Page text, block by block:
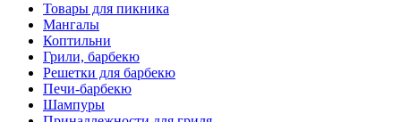
Товары для пикника
Мангалы
Коптильни
Грили, барбекю
Решетки для барбекю
Печи-барбекю
Шампуры